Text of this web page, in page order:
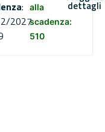
:
2027
alla
scadenza:
510
dettagli